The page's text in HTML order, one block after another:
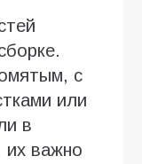
с
или
в
их важно